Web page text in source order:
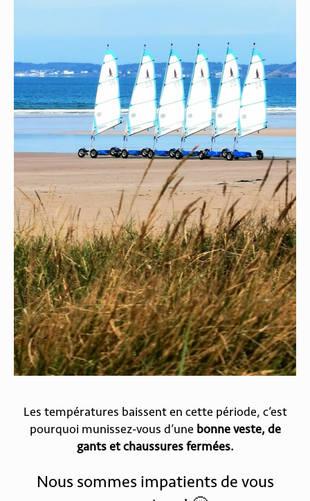
Les températures baissent en cette période, c’est
pourquoi munissez-vous d’une bonne veste, de
gants et chaussures fermées.
Nous sommes impatients de vous